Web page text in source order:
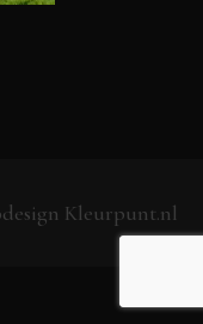
Kleurpunt.nl